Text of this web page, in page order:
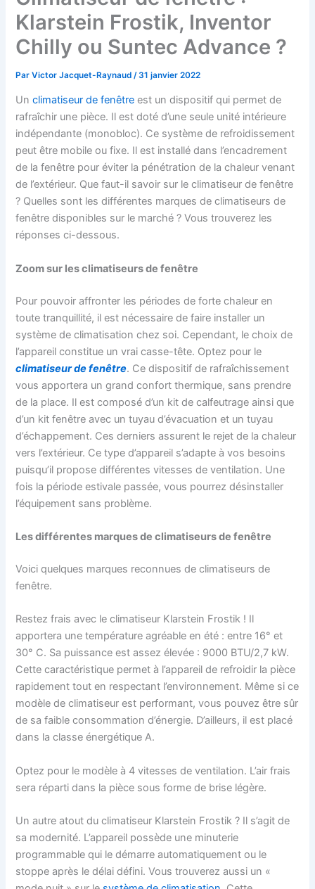
Klarstein Frostik, Inventor
Chilly ou Suntec Advance ?
ParVictor Jacquet-Raynaud/31 janvier 2022
Unclimatiseur de fenêtre est un dispositif qui permet de
rafraîchir une pièce. Il est doté d’une seule unité intérieure
indépendante (monobloc). Ce système de refroidissement
peut être mobile ou fixe. Il est installé dans l’encadrement
de la fenêtre pour éviter la pénétration de la chaleur venant
de l’extérieur. Que faut-il savoir sur le climatiseur de fenêtre
? Quelles sont les différentes marques de climatiseurs de
fenêtredisponibles sur le marché? Vous trouverez les
réponses ci-dessous.
Zoom sur lesclimatiseurs de fenêtre
Pour pouvoir affronter les périodes de forte chaleur en
toute tranquillité, il est nécessaire de faire installer un
système de climatisation chez soi. Cependant, le choix de
l’appareil constitue un vrai casse-tête. Optez pour le
climatiseur de fenêtre. Ce dispositif de rafraîchissement
vous apportera un grand confort thermique, sans prendre
de la place. Il est composé d’un kit de calfeutrageainsi que
d’un kit fenêtreavec untuyau d’évacuationet un tuyau
d’échappement. Ces derniers assurent le rejet de la chaleur
vers l’extérieur. Ce type d’appareil s’adapte à vos besoins
puisqu’il propose différentes vitesses de ventilation. Une
fois la période estivale passée, vous pourrez désinstaller
l’équipement sans problème.
Les différentes marques de climatiseurs de fenêtre
Voici quelques marques reconnues de climatiseurs de
fenêtre.
Restez frais avec le climatiseur Klarstein Frostik ! Il
apportera une température agréable en été : entre 16° et
30° C. Sa puissance est assez élevée : 9000 BTU/2,7 kW.
Cette caractéristique permet à l’appareil de refroidir la pièce
rapidement tout en respectant l’environnement. Même si ce
modèle de climatiseur est performant, vous pouvez être sûr
de sa faible consommation d’énergie. D’ailleurs, il est placé
dans la classe énergétique A.
Optez pour le modèle à 4 vitesses de ventilation. L’air frais
sera réparti dans la pièce sous forme de brise légère.
Un autre atout duclimatiseur Klarstein Frostik ? Il s’agit de
sa modernité. L’appareil possède une minuterie
programmable qui le démarre automatiquement ou le
stoppe après le délai défini. Vous trouverez aussi un «